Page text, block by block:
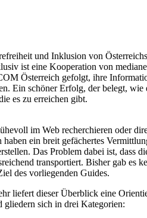
und Inklusion von
ist eine Kooperation von
Österreich gefolgt, ihre
Ein schöner Erfolg, der belegt,
es zu erreichen gibt.
im Web recherchieren oder
ein breit gefächertes
Das Problem dabei ist, dass
transportiert. Bisher gab es
des vorliegenden Guides.
liefert dieser Überblick eine
gliedern sich in drei Kategorien: